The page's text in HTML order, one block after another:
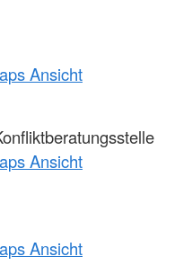
Ansicht
Ansicht
Ansicht